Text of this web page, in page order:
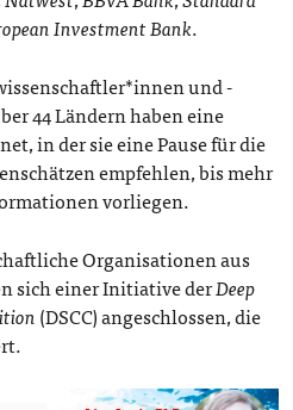
Investment Bank.
und -
44 Ländern haben eine
in der sie eine Pause für die
empfehlen, bis mehr
vorliegen.
Organisationen aus
sich einer Initiative derDeep
(DSCC) angeschlossen, die